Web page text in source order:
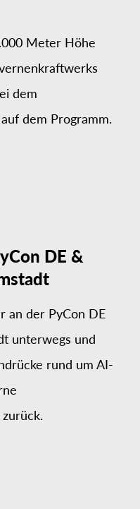
Meter Höhe
dem
dem Programm.
DE &
an der PyCon DE
unterwegs und
rund um AI-